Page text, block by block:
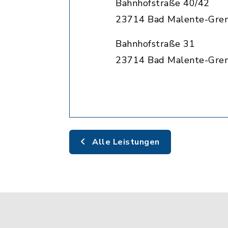
Bahnhofstraße 40/42
23714 Bad Malente-
Bahnhofstraße 31
23714 Bad Malente-
Alle Leistungen